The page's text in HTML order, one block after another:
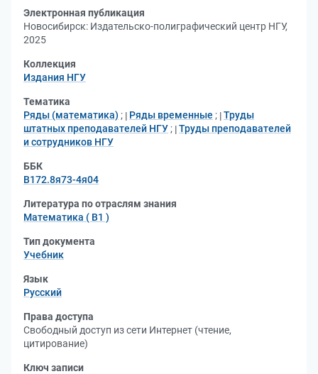
Электронная публикация
Новосибирск: Издательско-полиграфический центр НГУ,
2025
Коллекция
Издания НГУ
Тематика
Ряды (математика) ; Ряды временные ; Труды
штатных преподавателей НГУ ; Труды преподавателей
и сотрудников НГУ
ББК
В172.8я73-4я04
Литература по отраслям знания
Математика ( В1 )
Тип документа
Учебник
Язык
Русский
Права доступа
Свободный доступ из сети Интернет (чтение,
цитирование)
Ключ записи